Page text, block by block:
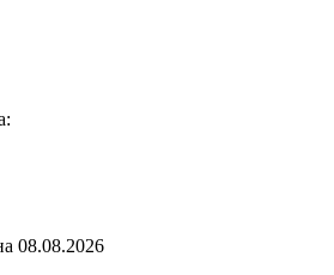
08.08.2026